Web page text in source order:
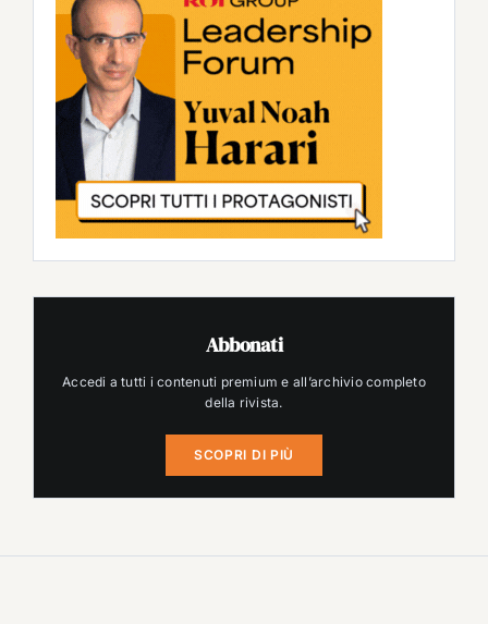
Abbonati
Accedi a tutti i contenuti premium e all’archivio completo
della rivista.
SCOPRI DI PIÙ